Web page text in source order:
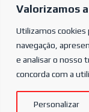
Valorizamos
Utilizamos cookies
navegação,
e analisar o nosso
concorda com a
Personalizar
LOJA ONLINE
PERGUNTAS MAIS
POLÍTICA DE
© 2024